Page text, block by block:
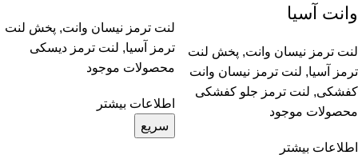
وانت آسیا
لنت ترمز نیسان وانت, پخش لنت
ترمز آسیا, لنت ترمز نیسان وانت
کفشکی, لنت ترمز جلو کفشکی
محصولات موجود
اطلاعات بیشتر
لنت ترمز نیسان وانت, پخش لنت
ترمز آسیا, لنت ترمز دیسکی
محصولات موجود
اطلاعات بیشتر
سریع